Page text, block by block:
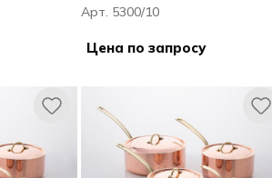
Арт. 5300/10
Цена по запросу